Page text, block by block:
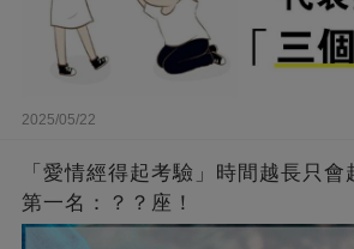
2025/05/22
「愛情經得起考驗」時間越長只會
第一名：？？座！